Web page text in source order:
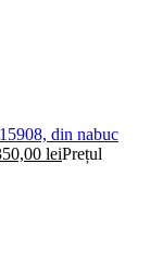
din nabuc
leiPrețul